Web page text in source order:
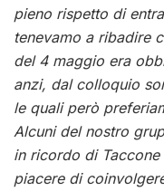
pieno rispetto di
tenevamo a ribadire
del 4 maggio era
anzi, dal colloquio
le quali però
Alcuni del nostro
in ricordo di
piacere di